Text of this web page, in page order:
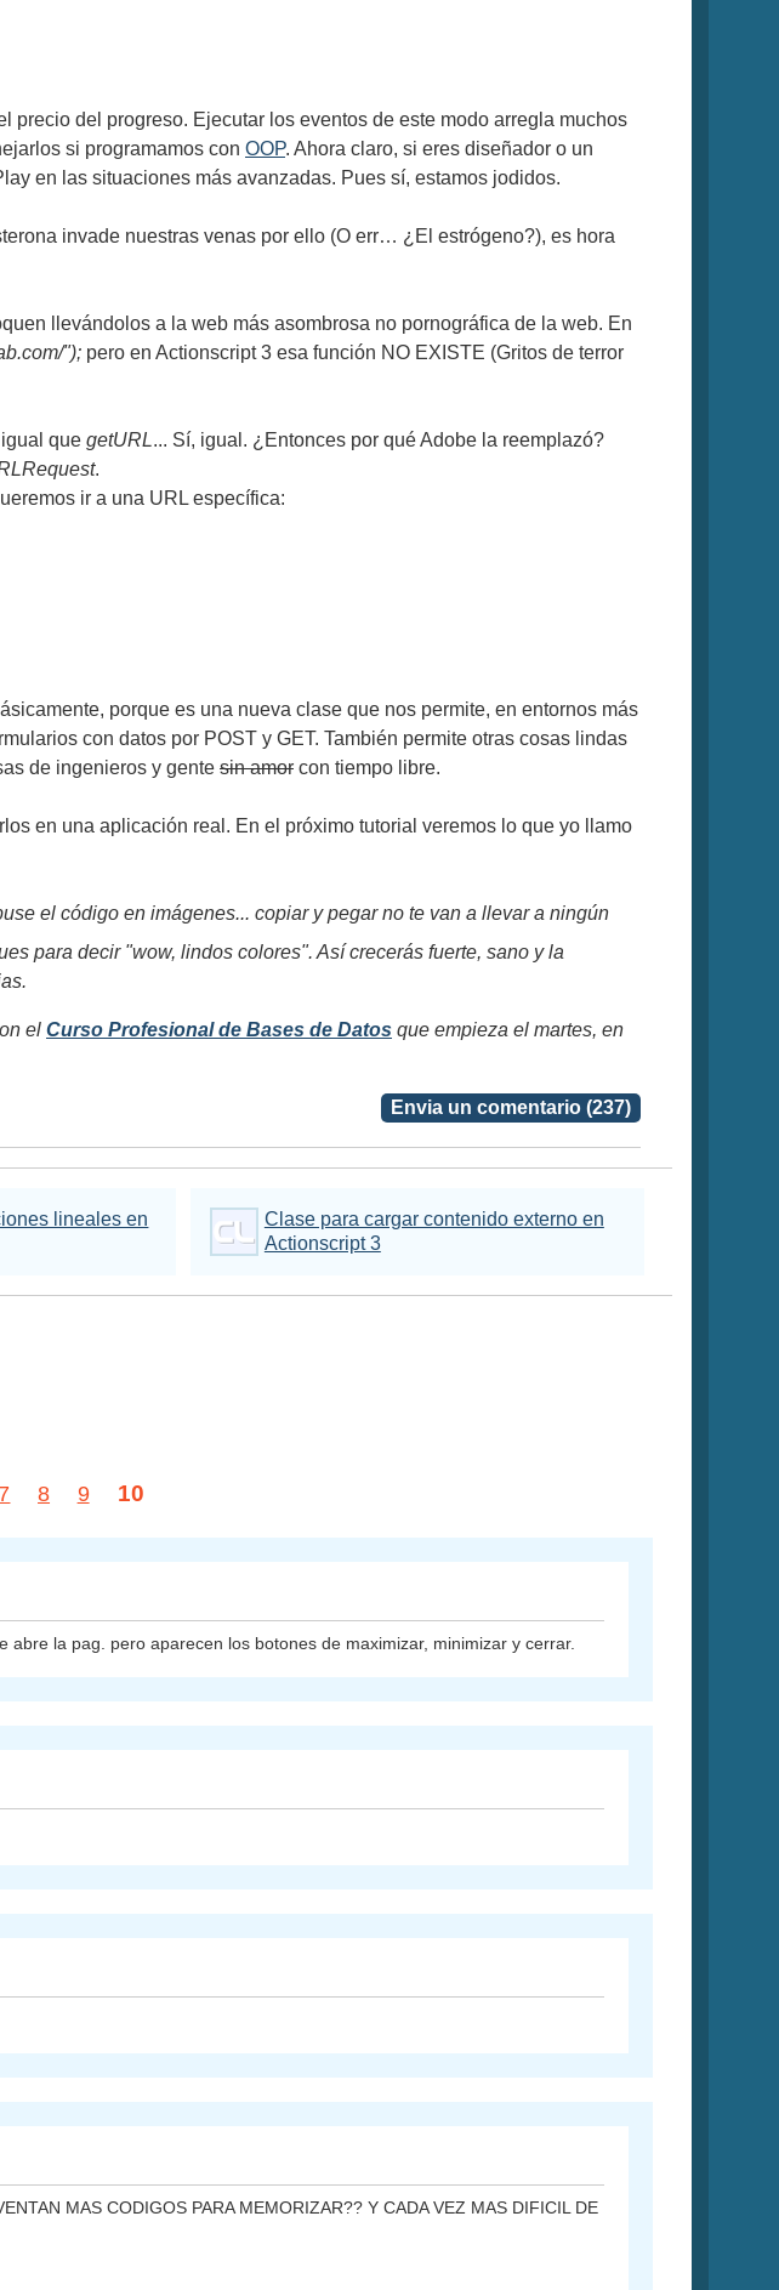
del progreso. Ejecutar los eventos de este modo arregla muchos
si programamos con OOP. Ahora claro, si eres diseñador o un
en las situaciones más avanzadas. Pues sí, estamos jodidos.
invade nuestras venas por ello (O err… ¿El estrógeno?), es hora
llevándolos a la web más asombrosa no pornográfica de la web. En
"); pero en Actionscript 3 esa función NO EXISTE (Gritos de terror
que getURL... Sí, igual. ¿Entonces por qué Adobe la reemplazó?
.
ir a una URL específica:
porque es una nueva clase que nos permite, en entornos más
con datos por POST y GET. También permite otras cosas lindas
de ingenieros y gente sin amor con tiempo libre.
en una aplicación real. En el próximo tutorial veremos lo que yo llamo
el código en imágenes... copiar y pegar no te van a llevar a ningún
para decir "wow, lindos colores". Así crecerás fuerte, sano y la
el Curso Profesional de Bases de Datos que empieza el martes, en
Envia un comentario (237)
lineales en
Clase para cargar contenido externo en
Actionscript 3
7 8 9 10
la pag. pero aparecen los botones de maximizar, minimizar y cerrar.
MAS CODIGOS PARA MEMORIZAR?? Y CADA VEZ MAS DIFICIL DE